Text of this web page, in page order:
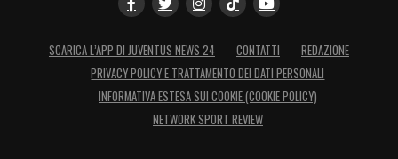
Mkhitaryan, Dimarco; Lautaro, Thuram.
Milan-Udinese
MILAN (4-3-3): Maignan; Calabria, Tomori,
Thiaw, Theo Hernandez; Musah, Krunic,
SCARICA L’APP DI JUVENTUS NEWS 24 CONTATTI
REDAZIONE
PRIVACY POLICY E TRATTAMENTO DEI DATI PERSONALI
INFORMATIVA ESTESA SUI COOKIE (COOKIE POLICY)
NETWORK SPORT REVIEW